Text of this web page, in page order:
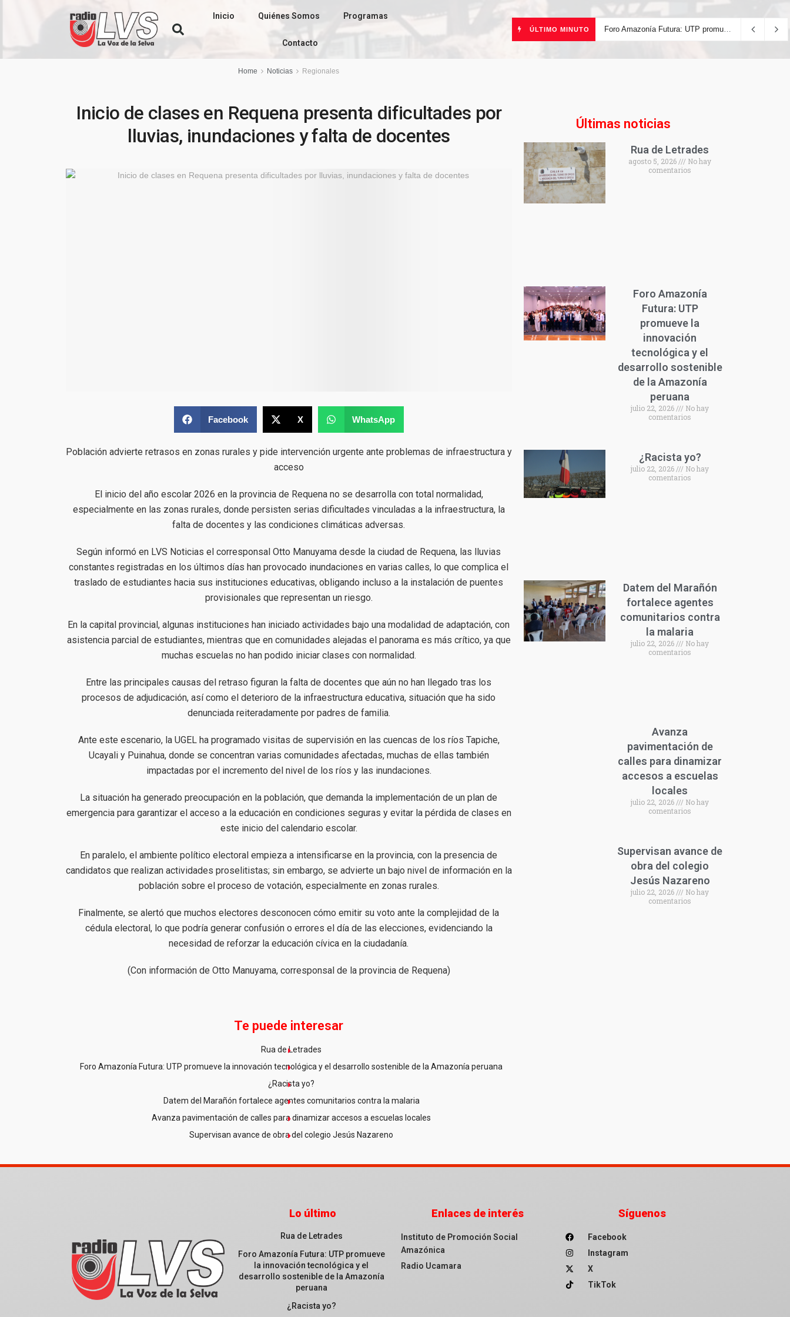
Inicio Quiénes Somos Programas
Contacto
ÚLTIMO MINUTO Foro Amazonía Futura: UTP promueve la innovación tecnológica y el desarrollo sostenible de la Amazonía peruana
Home Noticias Regionales
Inicio de clases en Requena presenta dificultades por
lluvias, inundaciones y falta de docentes
Facebook X WhatsApp
Población advierte retrasos en zonas rurales y pide intervención urgente ante problemas de infraestructura y
acceso
El inicio del año escolar 2026 en la provincia de Requena no se desarrolla con total normalidad,
especialmente en las zonas rurales, donde persisten serias dificultades vinculadas a la infraestructura, la
falta de docentes y las condiciones climáticas adversas.
Según informó en LVS Noticias el corresponsal Otto Manuyama desde la ciudad de Requena, las lluvias
constantes registradas en los últimos días han provocado inundaciones en varias calles, lo que complica el
traslado de estudiantes hacia sus instituciones educativas, obligando incluso a la instalación de puentes
provisionales que representan un riesgo.
En la capital provincial, algunas instituciones han iniciado actividades bajo una modalidad de adaptación, con
asistencia parcial de estudiantes, mientras que en comunidades alejadas el panorama es más crítico, ya que
muchas escuelas no han podido iniciar clases con normalidad.
Entre las principales causas del retraso figuran la falta de docentes que aún no han llegado tras los
procesos de adjudicación, así como el deterioro de la infraestructura educativa, situación que ha sido
denunciada reiteradamente por padres de familia.
Ante este escenario, la UGEL ha programado visitas de supervisión en las cuencas de los ríos Tapiche,
Ucayali y Puinahua, donde se concentran varias comunidades afectadas, muchas de ellas también
impactadas por el incremento del nivel de los ríos y las inundaciones.
La situación ha generado preocupación en la población, que demanda la implementación de un plan de
emergencia para garantizar el acceso a la educación en condiciones seguras y evitar la pérdida de clases en
este inicio del calendario escolar.
En paralelo, el ambiente político electoral empieza a intensificarse en la provincia, con la presencia de
candidatos que realizan actividades proselitistas; sin embargo, se advierte un bajo nivel de información en la
población sobre el proceso de votación, especialmente en zonas rurales.
Finalmente, se alertó que muchos electores desconocen cómo emitir su voto ante la complejidad de la
cédula electoral, lo que podría generar confusión o errores el día de las elecciones, evidenciando la
necesidad de reforzar la educación cívica en la ciudadanía.
(Con información de Otto Manuyama, corresponsal de la provincia de Requena)
Te puede interesar
Rua de Letrades
Foro Amazonía Futura: UTP promueve la innovación tecnológica y el desarrollo sostenible de la Amazonía peruana
¿Racista yo?
Datem del Marañón fortalece agentes comunitarios contra la malaria
Avanza pavimentación de calles para dinamizar accesos a escuelas locales
Supervisan avance de obra del colegio Jesús Nazareno
Últimas noticias
Rua de Letrades
agosto 5, 2026
No hay
comentarios
Foro Amazonía
Futura: UTP
promueve la
innovación
tecnológica y el
desarrollo sostenible
de la Amazonía
peruana
julio 22, 2026
No hay
comentarios
¿Racista yo?
julio 22, 2026
No hay
comentarios
Datem del Marañón
fortalece agentes
comunitarios contra
la malaria
julio 22, 2026
No hay
comentarios
Avanza
pavimentación de
calles para dinamizar
accesos a escuelas
locales
julio 22, 2026
No hay
comentarios
Supervisan avance de
obra del colegio
Jesús Nazareno
julio 22, 2026
No hay
comentarios
Lo último
Rua de Letrades
Foro Amazonía Futura: UTP promueve
la innovación tecnológica y el
desarrollo sostenible de la Amazonía
peruana
¿Racista yo?
Enlaces de interés
Instituto de Promoción Social
Amazónica
Radio Ucamara
Síguenos
Facebook
Instagram
X
TikTok